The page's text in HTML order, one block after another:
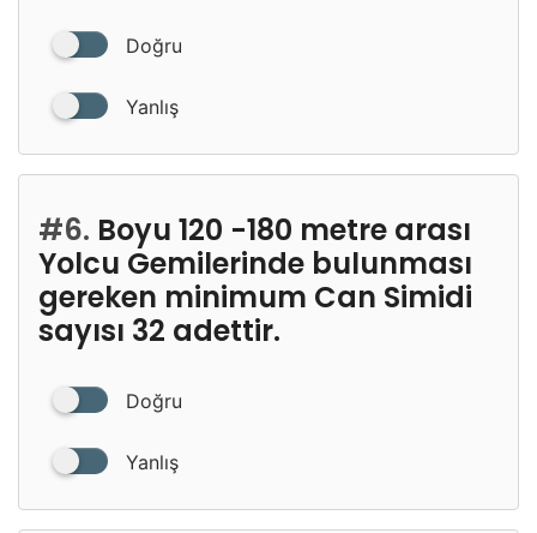
Doğru
Yanlış
#6. Boyu 120 -180 metre arası
Yolcu Gemilerinde bulunması
gereken minimum Can Simidi
sayısı 32 adettir.
Doğru
Yanlış